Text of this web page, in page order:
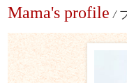
Mama's profile /